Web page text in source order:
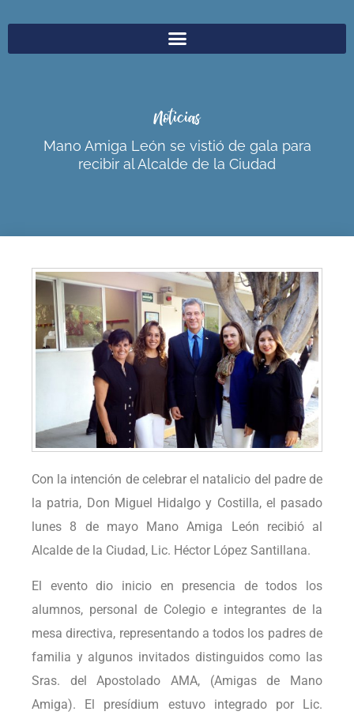
Noticias
Mano Amiga León se vistió de gala para
recibir al Alcalde de la Ciudad
Con la intención de celebrar el natalicio del padre de
la patria, Don Miguel Hidalgo y Costilla, el pasado
lunes 8 de mayo Mano Amiga León recibió al
Alcalde de la Ciudad, Lic. Héctor López Santillana.
El evento dio inicio en presencia de todos los
alumnos, personal de Colegio e integrantes de la
mesa directiva, representando a todos los padres de
familia y algunos invitados distinguidos como las
Sras. del Apostolado AMA, (Amigas de Mano
Amiga). El presídium estuvo integrado por Lic.